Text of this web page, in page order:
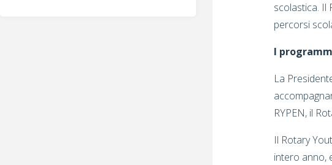
scolastica. Il
percorsi
I
La
RYPEN, il
Il Rotary
intero anno,